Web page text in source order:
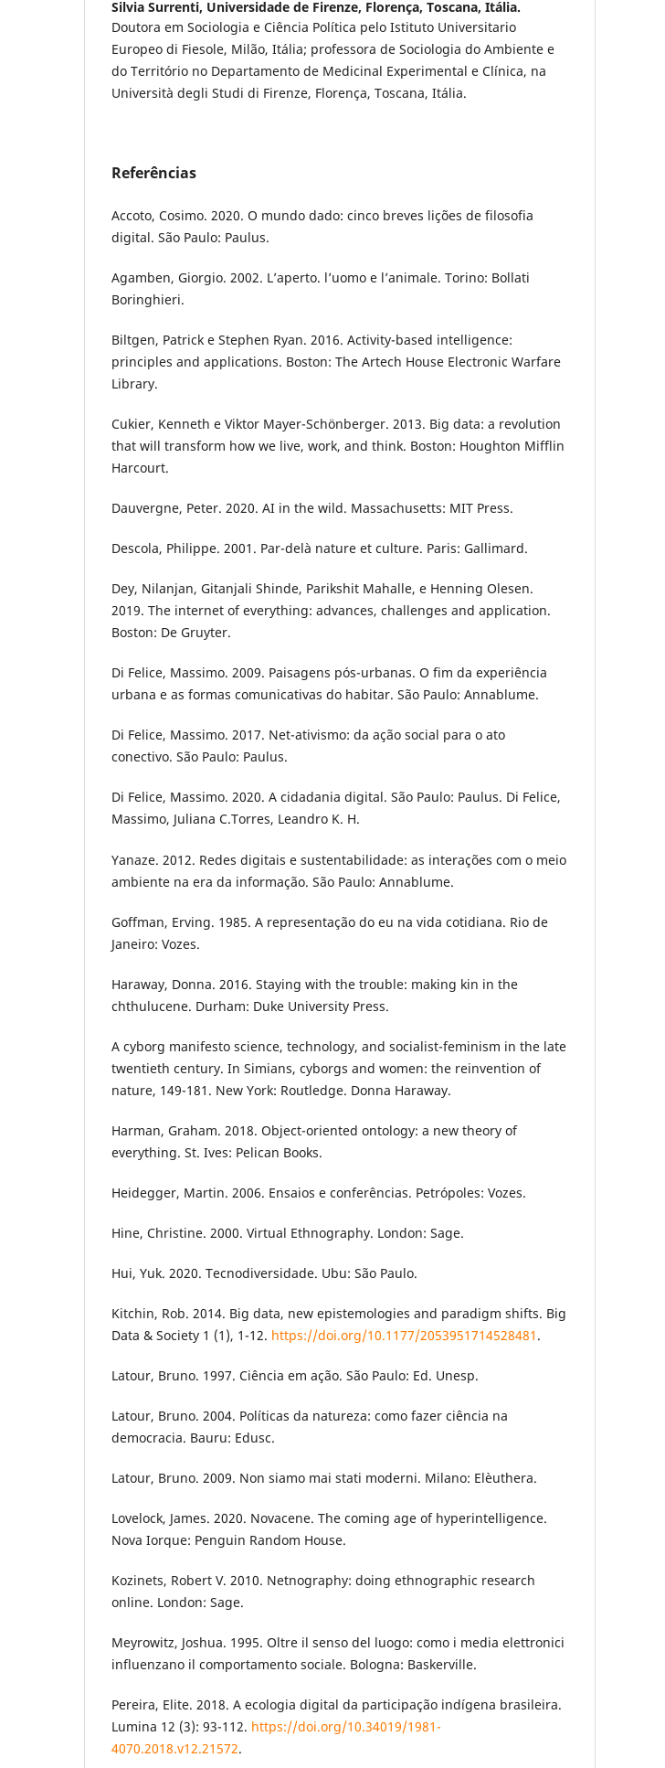
Silvia Surrenti, Universidade de Firenze, Florença, Toscana, Itália.
Doutora em Sociologia e Ciência Política pelo Istituto Universitario
Europeo di Fiesole, Milão, Itália; professora de Sociologia do Ambiente e
do Território no Departamento de Medicinal Experimental e Clínica, na
Università degli Studi di Firenze, Florença, Toscana, Itália.
Referências
Accoto, Cosimo. 2020. O mundo dado: cinco breves lições de filosofia
digital. São Paulo: Paulus.
Agamben, Giorgio. 2002. L’aperto. l’uomo e l’animale. Torino: Bollati
Boringhieri.
Biltgen, Patrick e Stephen Ryan. 2016. Activity-based intelligence:
principles and applications. Boston: The Artech House Electronic Warfare
Library.
Cukier, Kenneth e Viktor Mayer-Schönberger. 2013. Big data: a revolution
that will transform how we live, work, and think. Boston: Houghton Mifflin
Harcourt.
Dauvergne, Peter. 2020. AI in the wild. Massachusetts: MIT Press.
Descola, Philippe. 2001. Par-delà nature et culture. Paris: Gallimard.
Dey, Nilanjan, Gitanjali Shinde, Parikshit Mahalle, e Henning Olesen.
2019. The internet of everything: advances, challenges and application.
Boston: De Gruyter.
Di Felice, Massimo. 2009. Paisagens pós-urbanas. O fim da experiência
urbana e as formas comunicativas do habitar. São Paulo: Annablume.
Di Felice, Massimo. 2017. Net-ativismo: da ação social para o ato
conectivo. São Paulo: Paulus.
Di Felice, Massimo. 2020. A cidadania digital. São Paulo: Paulus. Di Felice,
Massimo, Juliana C.Torres, Leandro K. H.
Yanaze. 2012. Redes digitais e sustentabilidade: as interações com o meio
ambiente na era da informação. São Paulo: Annablume.
Goffman, Erving. 1985. A representação do eu na vida cotidiana. Rio de
Janeiro: Vozes.
Haraway, Donna. 2016. Staying with the trouble: making kin in the
chthulucene. Durham: Duke University Press.
A cyborg manifesto science, technology, and socialist-feminism in the late
twentieth century. In Simians, cyborgs and women: the reinvention of
nature, 149-181. New York: Routledge. Donna Haraway.
Harman, Graham. 2018. Object-oriented ontology: a new theory of
everything. St. Ives: Pelican Books.
Heidegger, Martin. 2006. Ensaios e conferências. Petrópoles: Vozes.
Hine, Christine. 2000. Virtual Ethnography. London: Sage.
Hui, Yuk. 2020. Tecnodiversidade. Ubu: São Paulo.
Kitchin, Rob. 2014. Big data, new epistemologies and paradigm shifts. Big
Data & Society 1 (1), 1-12. https://doi.org/10.1177/2053951714528481 .
Latour, Bruno. 1997. Ciência em ação. São Paulo: Ed. Unesp.
Latour, Bruno. 2004. Políticas da natureza: como fazer ciência na
democracia. Bauru: Edusc.
Latour, Bruno. 2009. Non siamo mai stati moderni. Milano: Elèuthera.
Lovelock, James. 2020. Novacene. The coming age of hyperintelligence.
Nova Iorque: Penguin Random House.
Kozinets, Robert V. 2010. Netnography: doing ethnographic research
online. London: Sage.
Meyrowitz, Joshua. 1995. Oltre il senso del luogo: como i media elettronici
influenzano il comportamento sociale. Bologna: Baskerville.
Pereira, Elite. 2018. A ecologia digital da participação indígena brasileira.
Lumina 12 (3): 93-112. https://doi.org/10.34019/1981-
4070.2018.v12.21572.